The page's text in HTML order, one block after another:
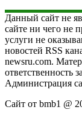
Данный сайт не
сайте ни чего не
услуги не
новостей RSS
newsru.com.
ответственность
Администрация
Сайт от bmb1 @